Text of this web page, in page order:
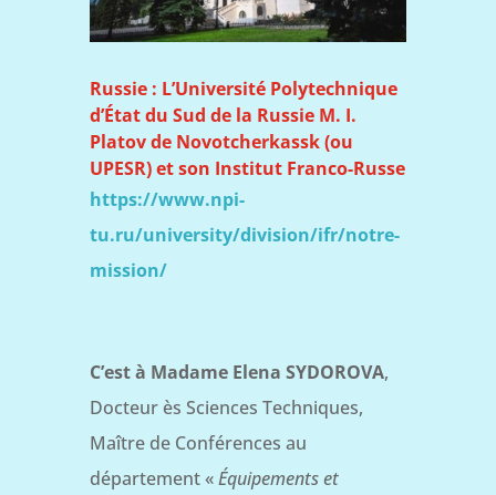
Russie : L’Université Polytechnique
d’État du Sud de la Russie M. I.
Platov de Novotcherkassk (ou
UPESR) et son Institut Franco-Russe
https://www.npi-
tu.ru/university/division/ifr/notre-
mission/
C’est à Madame Elena SYDOROVA,
Docteur ès Sciences Techniques,
Maître de Conférences au
département «Équipements et